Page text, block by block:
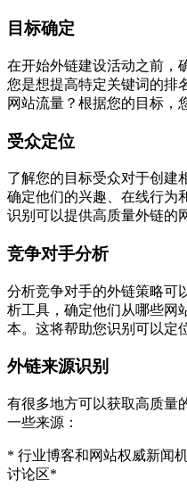
目标确定
在开始外链建设活动之前，
您是想提高特定关键词的排
网站流量？根据您的目标，
受众定位
了解您的目标受众对于创建
确定他们的兴趣、在线行为
识别可以提供高质量外链的
竞争对手分析
分析竞争对手的外链策略可
析工具，确定他们从哪些网
本。这将帮助您识别可以定
外链来源识别
有很多地方可以获取高质量
一些来源：
* 行业博客和网站权威新闻
讨论区*